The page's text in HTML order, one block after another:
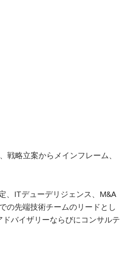
略立案からメインフレーム、
、ITデューデリジェンス、M&A
の先端技術チームのリードとし
バイザリーならびにコンサルテ